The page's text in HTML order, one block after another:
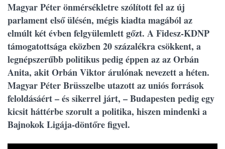
Magyar Péter önmérsékletre szólított fel az új
parlament első ülésén, mégis kiadta magából az
elmúlt két évben felgyülemlett gőzt. A Fidesz-KDNP
támogatottsága eközben 20 százalékra csökkent, a
legnépszerűbb politikus pedig éppen az az Orbán
Anita, akit Orbán Viktor árulónak nevezett a héten.
Magyar Péter Brüsszelbe utazott az uniós források
feloldásáért – és sikerrel járt, – Budapesten pedig egy
kicsit háttérbe szorult a politika, hiszen mindenki a
Bajnokok Ligája-döntőre figyel.